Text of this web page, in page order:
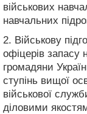
військових
навчальних
2. Військову
офіцерів запасу
громадяни
ступінь вищої
військової
діловими